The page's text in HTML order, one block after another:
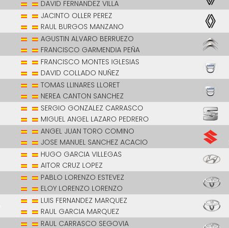
DAVID FERNANDEZ VILLA
JACINTO OLLER PEREZ
RAUL BURGOS MANZANO
AGUSTIN ALVARO BERRUEZO
FRANCISCO GARMENDIA PEÑA
FRANCISCO MONTES IGLESIAS
DAVID COLLADO NUÑEZ
TOMAS LLINARES LLORET
NEREA CANTON SANCHEZ
SERGIO GONZALEZ CARRASCO
MIGUEL ANGEL LAZARO PEDRERO
ANGEL JUAN TORO COMINO
JOSE MANUEL SANCHEZ ACACIO
HUGO GARCIA VILLEGAS
AITOR CRUZ LOPEZ
PABLO LORENZO ESTEVEZ
ELOY LORENZO LORENZO
LUIS FERNANDEZ MARQUEZ
RAUL GARCIA MARQUEZ
RAUL CARRASCO SEGOVIA